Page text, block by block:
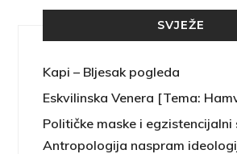
SVJEŽE
Kapi – Bljesak pogleda
Eskvilinska Venera [Tema:
Političke maske i egzistencijalni
Antropologija naspram